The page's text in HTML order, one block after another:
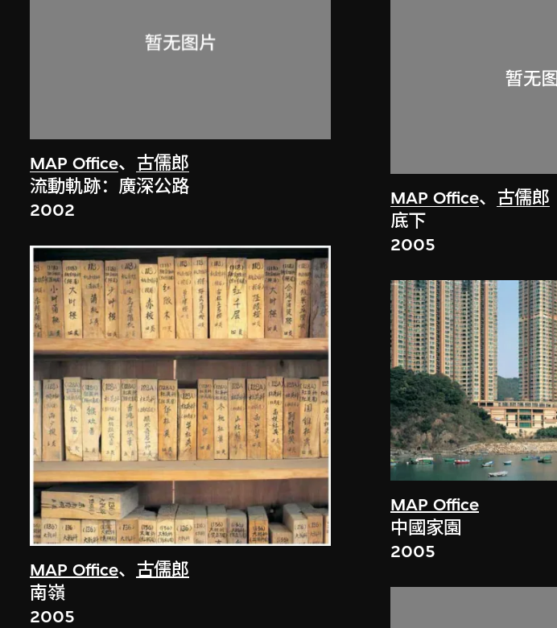
MAP Office、 古儒郎
流動軌跡：廣深公路
2002
MAP Office、 古儒郎
南嶺
2005
MAP Office、 古儒郎
底下
2005
MAP Office
中國家園
2005